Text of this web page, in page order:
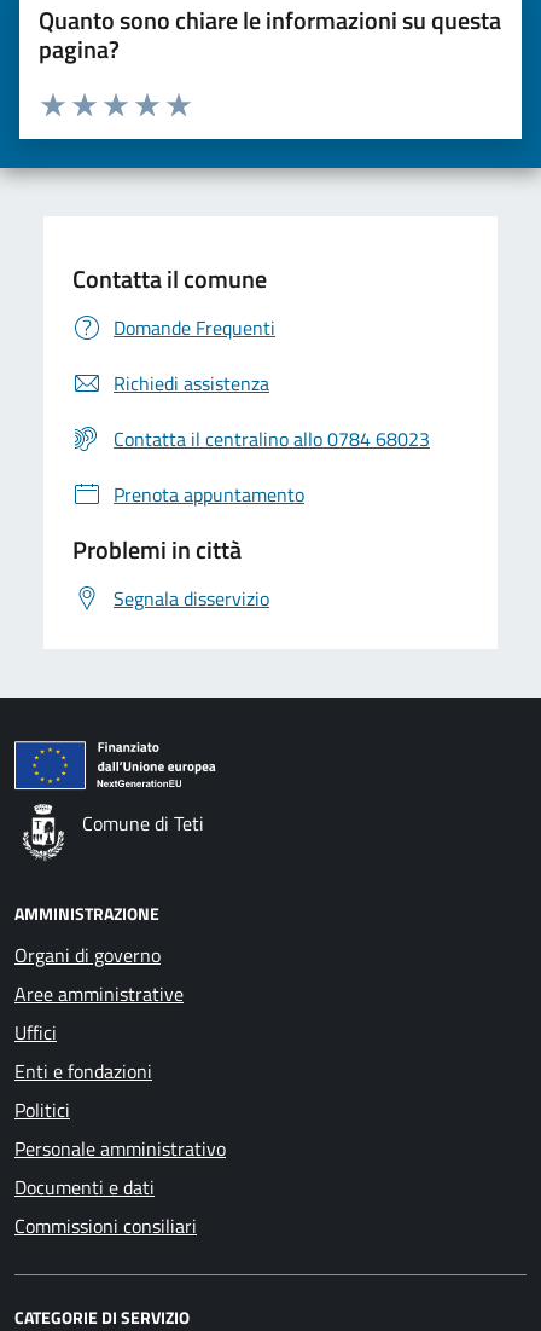
Quanto sono chiare le informazioni su questa
pagina?
Valuta da 1 a 5 stelle la pagina
Valuta 5 stelle su 5
Valuta 4 stelle su 5
Valuta 3 stelle su 5
Valuta 2 stelle su 5
Valuta una stella su 5
Contatta il comune
Domande Frequenti
Richiedi assistenza
Contatta il centralino allo 0784 68023
Prenota appuntamento
Problemi in città
Segnala disservizio
Comune di Teti
AMMINISTRAZIONE
Organi di governo
Aree amministrative
Uffici
Enti e fondazioni
Politici
Personale amministrativo
Documenti e dati
Commissioni consiliari
CATEGORIE DI SERVIZIO